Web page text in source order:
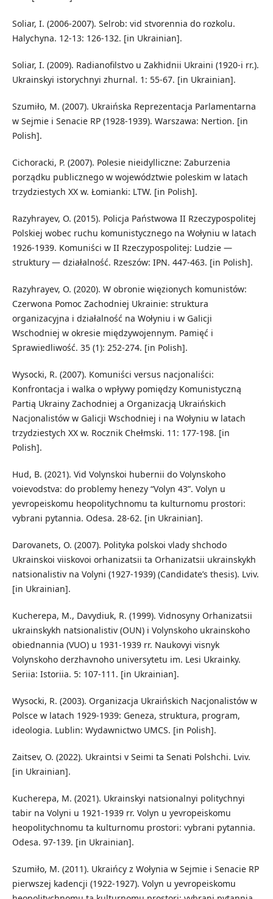
Soliar, I. (2006-2007). Selrob: vid stvorennia do rozkolu.
Halychyna. 12-13: 126-132. [in Ukrainian].
Soliar, I. (2009). Radianofilstvo u Zakhidnii Ukraini (1920-i rr.).
Ukrainskyi istorychnyi zhurnal. 1: 55-67. [in Ukrainian].
Szumiło, M. (2007). Ukraińska Reprezentacja Parlamentarna
w Sejmie i Senacie RP (1928-1939). Warszawa: Nertion. [in
Polish].
Cichoracki, P. (2007). Polesie nieidylliczne: Zaburzenia
porządku publicznego w województwie poleskim w latach
trzydziestych XX w. Łomianki: LTW. [in Polish].
Razyhrayev, O. (2015). Policja Państwowa II Rzeczypospolitej
Polskiej wobec ruchu komunistycznego na Wołyniu w latach
1926-1939. Komuniści w II Rzeczypospolitej: Ludzie —
struktury — działalność. Rzeszów: IPN. 447-463. [in Polish].
Razyhrayev, O. (2020). W obronie więzionych komunistów:
Czerwona Pomoc Zachodniej Ukrainie: struktura
organizacyjna i działalność na Wołyniu i w Galicji
Wschodniej w okresie międzywojennym. Pamięć i
Sprawiedliwość. 35 (1): 252-274. [in Polish].
Wysocki, R. (2007). Komuniści versus nacjonaliści:
Konfrontacja i walka o wpływy pomiędzy Komunistyczną
Partią Ukrainy Zachodniej a Organizacją Ukraińskich
Nacjonalistów w Galicji Wschodniej i na Wołyniu w latach
trzydziestych XX w. Rocznik Chełmski. 11: 177-198. [in
Polish].
Hud, B. (2021). Vid Volynskoi hubernii do Volynskoho
voievodstva: do problemy henezy “Volyn 43”. Volyn u
yevropeiskomu heopolitychnomu ta kulturnomu prostori:
vybrani pytannia. Odesa. 28-62. [in Ukrainian].
Darovanets, O. (2007). Polityka polskoi vlady shchodo
Ukrainskoi viiskovoi orhanizatsii ta Orhanizatsii ukrainskykh
natsionalistiv na Volyni (1927-1939) (Candidate’s thesis). Lviv.
[in Ukrainian].
Kucherepa, M., Davydiuk, R. (1999). Vidnosyny Orhanizatsii
ukrainskykh natsionalistiv (OUN) i Volynskoho ukrainskoho
obiednannia (VUO) u 1931-1939 rr. Naukovyi visnyk
Volynskoho derzhavnoho universytetu im. Lesi Ukrainky.
Seriia: Istoriia. 5: 107-111. [in Ukrainian].
Wysocki, R. (2003). Organizacja Ukraińskich Nacjonalistów w
Polsce w latach 1929-1939: Geneza, struktura, program,
ideologia. Lublin: Wydawnictwo UMCS. [in Polish].
Zaitsev, O. (2022). Ukraintsi v Seimi ta Senati Polshchi. Lviv.
[in Ukrainian].
Kucherepa, M. (2021). Ukrainskyi natsionalnyi politychnyi
tabir na Volyni u 1921-1939 rr. Volyn u yevropeiskomu
heopolitychnomu ta kulturnomu prostori: vybrani pytannia.
Odesa. 97-139. [in Ukrainian].
Szumiło, M. (2011). Ukraińcy z Wołynia w Sejmie i Senacie RP
pierwszej kadencji (1922-1927). Volyn u yevropeiskomu